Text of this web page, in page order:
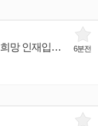
6분전
서울 전체 에서 의류 일자리를 찾고있는 입사제의희망 인재입니다.